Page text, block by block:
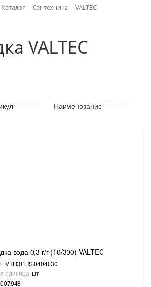
МАТЕРИАЛЫ
ИНВЕНТАРЬ
Каталог Сантехника
VALTEC
VALTEC
Наименование
вода 0,3 г/г (10/300) VALTEC
VTf.001.IS.0404030
единица шт